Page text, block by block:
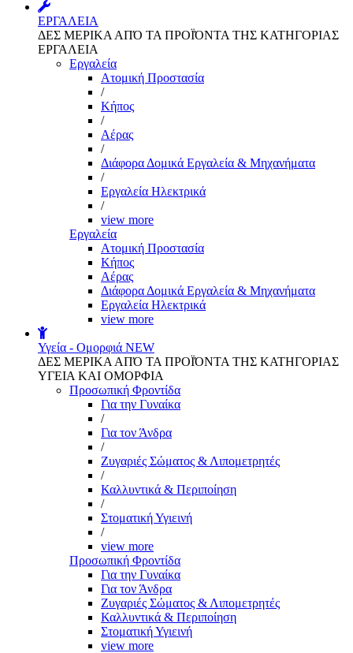
ΕΡΓΑΛΕΙΑ
ΔΕΣ ΜΕΡΙΚΑ ΑΠΌ ΤΑ ΠΡΟΪΌΝΤΑ ΤΗΣ ΚΑΤΗΓΟΡΙΑΣ
ΕΡΓΑΛΕΙΑ
Εργαλεία
Aτομική Προστασία
/
Kήπος
/
Αέρας
/
Διάφορα Δομικά Εργαλεία & Μηχανήματα
/
Εργαλεία Ηλεκτρικά
/
view more
Εργαλεία
Aτομική Προστασία
Kήπος
Αέρας
Διάφορα Δομικά Εργαλεία & Μηχανήματα
Εργαλεία Ηλεκτρικά
view more
Υγεία - Ομορφιά NEW
ΔΕΣ ΜΕΡΙΚΑ ΑΠΌ ΤΑ ΠΡΟΪΌΝΤΑ ΤΗΣ ΚΑΤΗΓΟΡΙΑΣ
ΥΓΕΙΑ ΚΑΙ ΟΜΟΡΦΙΑ
Προσωπική Φροντίδα
Για την Γυναίκα
/
Για τον Άνδρα
/
Ζυγαριές Σώματος & Λιπομετρητές
/
Καλλυντικά & Περιποίηση
/
Στοματική Υγιεινή
/
view more
Προσωπική Φροντίδα
Για την Γυναίκα
Για τον Άνδρα
Ζυγαριές Σώματος & Λιπομετρητές
Καλλυντικά & Περιποίηση
Στοματική Υγιεινή
view more